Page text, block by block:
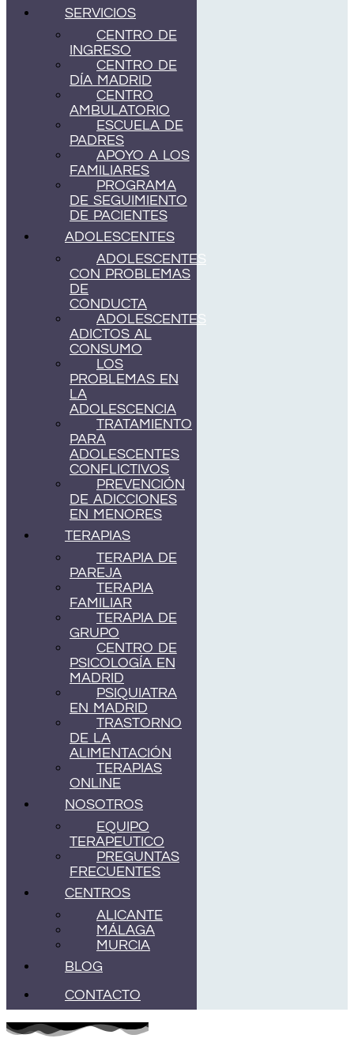
SERVICIOS
CENTRO DE
INGRESO
CENTRO DE
DÍA MADRID
CENTRO
AMBULATORIO
ESCUELA DE
PADRES
APOYO A LOS
FAMILIARES
PROGRAMA
DE SEGUIMIENTO
DE PACIENTES
ADOLESCENTES
ADOLESCENTES
CON PROBLEMAS
DE
CONDUCTA
ADOLESCENTES
ADICTOS AL
CONSUMO
LOS
PROBLEMAS EN
LA
ADOLESCENCIA
TRATAMIENTO
PARA
ADOLESCENTES
CONFLICTIVOS
PREVENCIÓN
DE ADICCIONES
EN MENORES
TERAPIAS
TERAPIA DE
PAREJA
TERAPIA
FAMILIAR
TERAPIA DE
GRUPO
CENTRO DE
PSICOLOGÍA EN
MADRID
PSIQUIATRA
EN MADRID
TRASTORNO
DE LA
ALIMENTACIÓN
TERAPIAS
ONLINE
NOSOTROS
EQUIPO
TERAPEUTICO
PREGUNTAS
FRECUENTES
CENTROS
ALICANTE
MÁLAGA
MURCIA
BLOG
CONTACTO